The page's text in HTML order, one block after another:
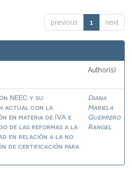
previous 1 next
Author(s)
NEEC y su
actual con la
en materia de IVA e
de las reformas a la
en relación a la no
de certificación para
Diana
Mariela
Guerrero
Rangel